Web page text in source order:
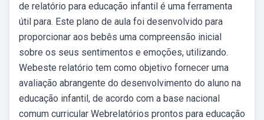
de relatório para educação infantil é uma ferramenta
útil para. Este plano de aula foi desenvolvido para
proporcionar aos bebês uma compreensão inicial
sobre os seus sentimentos e emoções, utilizando.
Webeste relatório tem como objetivo fornecer uma
avaliação abrangente do desenvolvimento do aluno na
educação infantil, de acordo com a base nacional
comum curricular Webrelatórios prontos para educação